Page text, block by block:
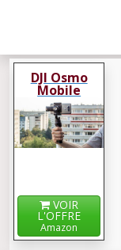
DJI Osmo
Mobile
VOIR
L'OFFRE
Amazon